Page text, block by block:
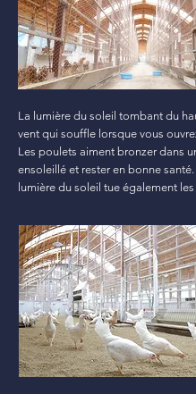
La lumière du soleil tombant du
vent qui souffle lorsque vous
Les poulets aiment bronzer dans
ensoleillé et rester en bonne
lumière du soleil tue également